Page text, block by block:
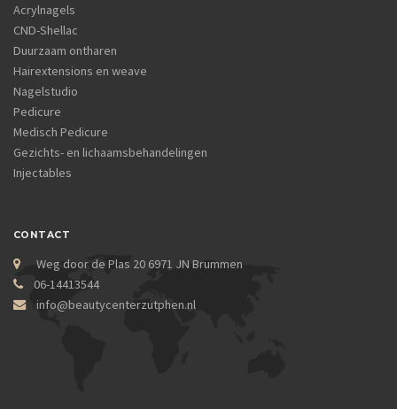
Acrylnagels
CND-Shellac
Duurzaam ontharen
Hairextensions en weave
Nagelstudio
Pedicure
Medisch Pedicure
Gezichts- en lichaamsbehandelingen
Injectables
CONTACT
Weg door de Plas 20 6971 JN Brummen
06-14413544
info@beautycenterzutphen.nl